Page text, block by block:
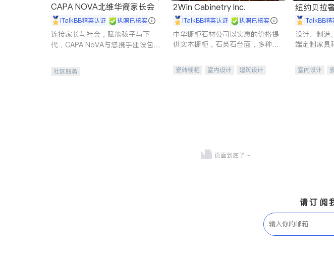
CAPA NOVA北维华裔家长会
iTalkBB精英认证 执照已核实
连接家长与社会，赋能孩子与下一
代，CAPA NoVA与您携手建设包
社区服务
2Win Cabinetry Inc.
iTalkBB精英认证 执照已核实
中华橱柜石材公司以实惠的价格提
供实木橱柜，石英石台面，多种优
瓷砖橱柜 室内设计
建筑设计
纽约贝拉奢华公
E iTalkBB精
设计、制造
端定制家具
室内设计
请订阅